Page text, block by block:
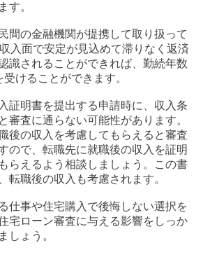
す。
間の金融機関が提携して取り扱って
入面で安定が見込めて滞りなく返済
識されることができれば、勤続年数
けることができます。
証明書を提出する申請時に、収入条
審査に通らない可能性があります。
後の収入を考慮してもらえると審査
ので、転職先に就職後の収入を証明
らえるよう相談しましょう。この書
転職後の収入も考慮されます。
仕事や住宅購入で後悔しない選択を
宅ローン審査に与える影響をしっか
しょう。